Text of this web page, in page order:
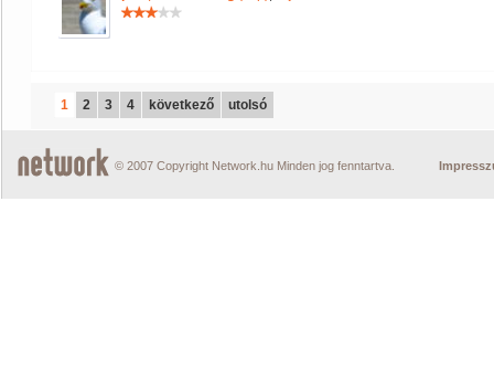
1 2 3 4 következő utolsó
© 2007 Copyright Network.hu Minden jog fenntartva.